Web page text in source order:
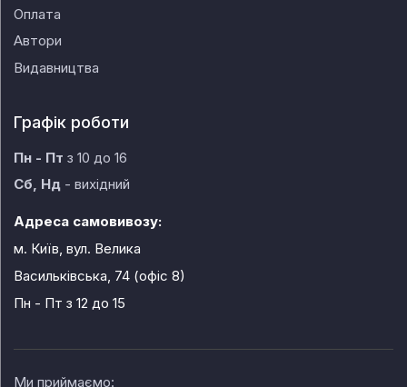
Оплата
Автори
Видавництва
Графік роботи
Пн - Пт з 10 до 16
Сб, Нд - вихідний
Адреса самовивозу:
м. Київ, вул. Велика
Васильківська, 74 (офіс 8)
Пн - Пт з 12 до 15
Ми приймаємо: